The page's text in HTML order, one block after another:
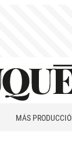
MÁS